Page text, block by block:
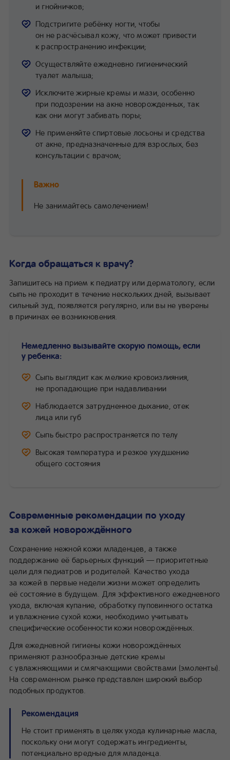
и гнойничков;
Подстригите ребёнку ногти, чтобы
он не расчёсывал кожу, что может привести
к распространению инфекции;
Осуществляйте ежедневно гигиенический
туалет малыша;
Исключите жирные кремы и мази, особенно
при подозрении на акне новорожденных, так
как они могут забивать поры;
Не применяйте спиртовые лосьоны и средства
от акне, предназначенные для взрослых, без
консультации с врачом;
Важно
Не занимайтесь самолечением!
Когда обращаться к врачу?
Запишитесь на прием к педиатру или дерматологу, если
сыпь не проходит в течение нескольких дней, вызывает
сильный зуд, появляется регулярно, или вы не уверены
в причинах ее возникновения.
Немедленно вызывайте скорую помощь, если
у ребенка:
Сыпь выглядит как мелкие кровоизлияния,
не пропадающие при надавливании
Наблюдается затрудненное дыхание, отек
лица или губ
Сыпь быстро распространяется по телу
Высокая температура и резкое ухудшение
общего состояния
Современные рекомендации по уходу
за кожей новорождённого
Сохранение нежной кожи младенцев, а также
поддержание её барьерных функций — приоритетные
цели для педиатров и родителей. Качество ухода
за кожей в первые недели жизни может определить
её состояние в будущем. Для эффективного ежедневного
ухода, включая купание, обработку пуповинного остатка
и увлажнение сухой кожи, необходимо учитывать
специфические особенности кожи новорождённых.
Для ежедневной гигиены кожи новорождённых
применяют разнообразные детские кремы
с увлажняющими и смягчающими свойствами (эмоленты).
На современном рынке представлен широкий выбор
подобных продуктов.
Рекомендация
Не стоит применять в целях ухода кулинарные масла,
поскольку они могут содержать ингредиенты,
потенциально вредные для младенца.